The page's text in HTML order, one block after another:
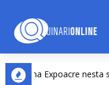
na Expoacre nesta